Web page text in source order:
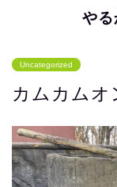
や
Uncategorized
カムカムオ